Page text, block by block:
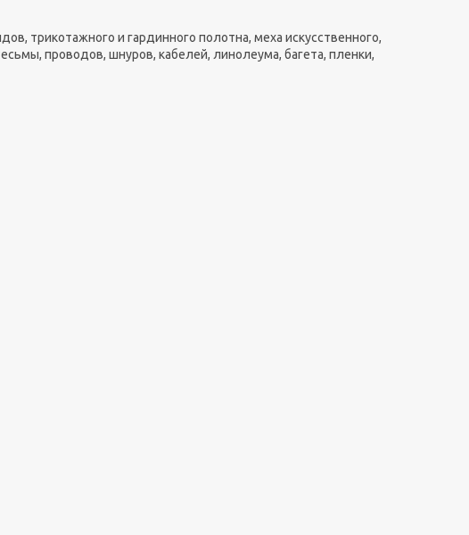
трикотажного и гардинного полотна, меха искусственного,
проводов, шнуров, кабелей, линолеума, багета, пленки,